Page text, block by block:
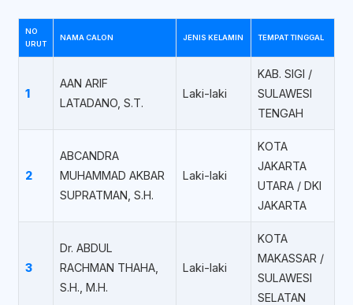
NO
URUT
NAMA CALON JENIS KELAMIN TEMPAT TINGGAL
1
AAN ARIF
LATADANO, S.T.
Laki-laki
KAB. SIGI /
SULAWESI
TENGAH
2
ABCANDRA
MUHAMMAD AKBAR
SUPRATMAN, S.H.
Laki-laki
KOTA
JAKARTA
UTARA / DKI
JAKARTA
3
Dr. ABDUL
RACHMAN THAHA,
S.H., M.H.
Laki-laki
KOTA
MAKASSAR /
SULAWESI
SELATAN